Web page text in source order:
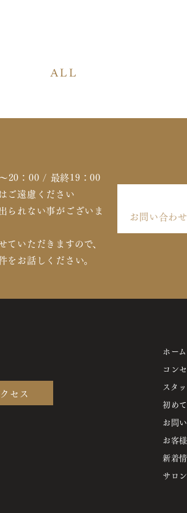
ALL
20：00 / 最終19：00
ご遠慮ください
られない事がございま
いただきますので、
をお話しください。
お問い合わせ
セス
ホーム
コン
スタ
初め
お問
お客
新着
サロ